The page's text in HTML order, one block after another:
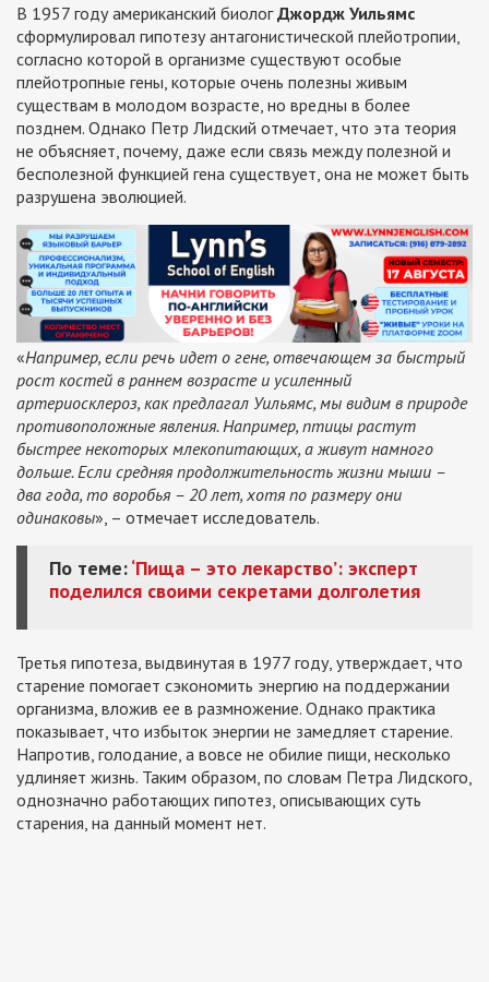
В 1957 году американский биологДжордж Уильямс
сформулировал гипотезу антагонистической плейотропии,
согласно которой в организме существуют особые
плейотропные гены, которые очень полезны живым
существам в молодом возрасте, но вредны в более
позднем. Однако Петр Лидский отмечает, что эта теория
не объясняет, почему, даже если связь между полезной и
бесполезной функцией гена существует, она не может быть
разрушена эволюцией.
«Например, если речь идет о гене, отвечающем за быстрый
рост костей в раннем возрасте и усиленный
артериосклероз, как предлагал Уильямс, мы видим в природе
противоположные явления. Например, птицы растут
быстрее некоторых млекопитающих, а живут намного
дольше. Если средняя продолжительность жизни мыши –
два года, то воробья – 20 лет, хотя по размеру они
одинаковы», – отмечает исследователь.
По теме:‘Пища – это лекарство’: эксперт
поделился своими секретами долголетия
Третья гипотеза, выдвинутая в 1977 году, утверждает, что
старение помогает сэкономить энергию на поддержании
организма, вложив ее в размножение. Однако практика
показывает, что избыток энергии не замедляет старение.
Напротив, голодание, а вовсе не обилие пищи, несколько
удлиняет жизнь. Таким образом, по словам Петра Лидского,
однозначно работающих гипотез, описывающих суть
старения, на данный момент нет.